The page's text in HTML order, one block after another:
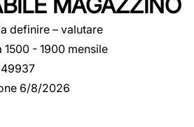
definire – valutare
1500 - 1900 mensile
6/8/2026